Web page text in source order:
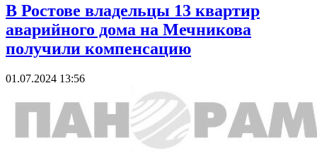
В Ростове владельцы 13 квартир
аварийного дома на Мечникова
получили компенсацию
01.07.2024 13:56